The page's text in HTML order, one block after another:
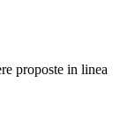
proposte in linea